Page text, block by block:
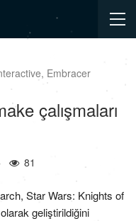
çalışmaları
81
Star Wars: Knights of
geliştirildiğini